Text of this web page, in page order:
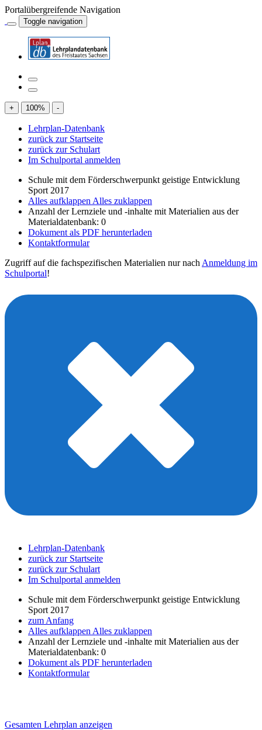
Portalübergreifende Navigation
Toggle navigation
+ 100% -
Lehrplan-Datenbank
zurück zur Startseite
zurück zur Schulart
Im Schulportal anmelden
Schule mit dem Förderschwerpunkt geistige Entwicklung
Sport 2017
Alles aufklappen Alles zuklappen
Anzahl der Lernziele und -inhalte mit Materialien aus der
Materialdatenbank: 0
Dokument als PDF herunterladen
Kontaktformular
Zugriff auf die fachspezifischen Materialien nur nach Anmeldung im
Schulportal!
Lehrplan-Datenbank
zurück zur Startseite
zurück zur Schulart
Im Schulportal anmelden
Schule mit dem Förderschwerpunkt geistige Entwicklung
Sport 2017
zum Anfang
Alles aufklappen Alles zuklappen
Anzahl der Lernziele und -inhalte mit Materialien aus der
Materialdatenbank: 0
Dokument als PDF herunterladen
Kontaktformular
Gesamten Lehrplan anzeigen